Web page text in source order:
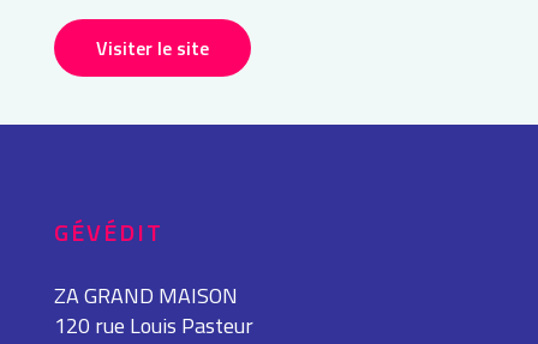
Visiter le site
GÉVÉDIT
ZA GRAND MAISON
120 rue Louis Pasteur